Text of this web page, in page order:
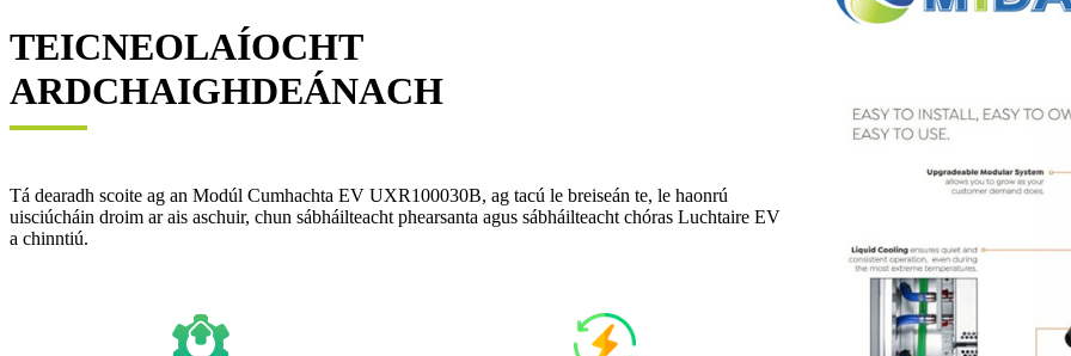
TEICNEOLAÍOCHT
ARDCHAIGHDEÁNACH
Tá dearadh scoite ag an Modúl Cumhachta EV UXR100030B, ag tacú le breiseán te, le haonrú
uisciúcháin droim ar ais aschuir, chun sábháilteacht phearsanta agus sábháilteacht chóras Luchtaire EV
a chinntiú.